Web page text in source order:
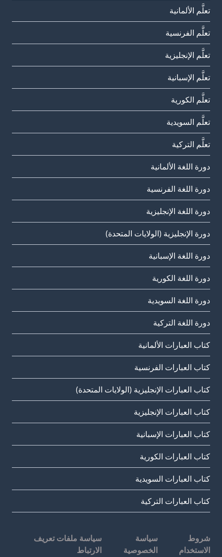
تعلَّم الألمانية
تعلَّم الفرنسية
تعلَّم الإنجليزية
تعلَّم الإسبانية
تعلَّم الكورية
تعلَّم السويدية
تعلَّم التركية
دورة اللغة الألمانية
دورة اللغة الفرنسية
دورة اللغة الإنجليزية
دورة الإنجليزية (الولايات المتحدة)
دورة اللغة الإسبانية
دورة اللغة الكورية
دورة اللغة السويدية
دورة اللغة التركية
كتاب العبارات الألمانية
كتاب العبارات الفرنسية
كتاب العبارات الإنجليزية (الولايات المتحدة)
كتاب العبارات الإنجليزية
كتاب العبارات الإسبانية
كتاب العبارات الكورية
كتاب العبارات السويدية
كتاب العبارات التركية
شروط
الاستخدام
سياسة
الخصوصية
سياسة ملفات تعريف
الارتباط